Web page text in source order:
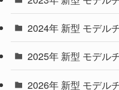
(4)
(9)
(4)
2024年 新型 モデル
2025年 新型 モデル
2026年 新型 モデル